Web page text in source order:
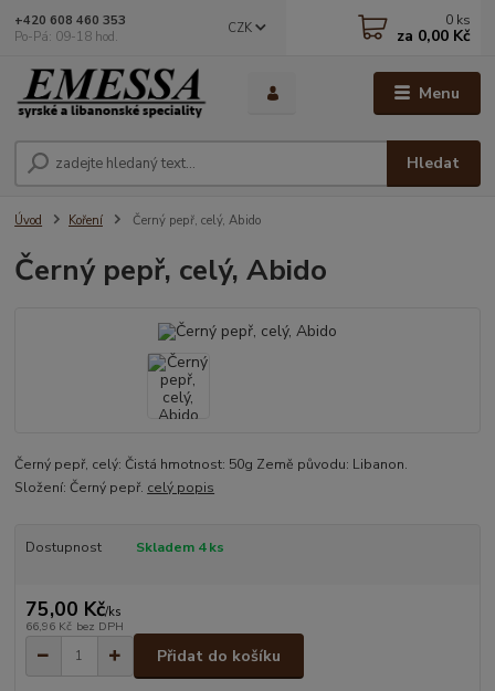
Menu
CZK
Hledat
+420 608 460 353
Po-Pá: 09-18 hod.
0 ks
za 0,00 Kč
Úvod Koření Černý pepř, celý, Abido
Černý pepř, celý, Abido
Černý pepř, celý: Čistá hmotnost: 50g Země původu: Libanon.
Složení: Černý pepř. celý popis
Dostupnost Skladem 4 ks
75,00 Kč/ks
66,96 Kč bez DPH
Přidat do košíku